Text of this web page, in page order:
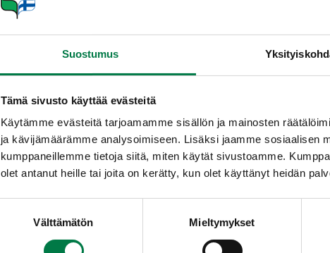
Suostumus
Tämä sivusto käyttää evästeitä
Käytämme evästeitä tarjoamamme sisällön ja mainosten
ja kävijämäärämme analysoimiseen. Lisäksi jaamme sosiaalisen
kumppaneillemme tietoja siitä, miten käytät sivustoamme.
olet antanut heille tai joita on kerätty, kun olet käyttänyt heidän
Välttämätön Mieltymykset
Broilerivartaat uunissa